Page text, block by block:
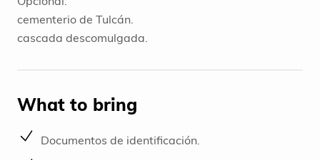
cementerio de Tulcán.
cascada descomulgada.
What to bring
Documentos de identificación.